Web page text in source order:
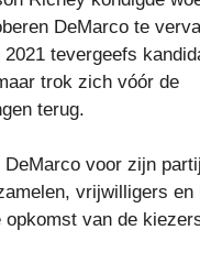
DeMarco te
tevergeefs
trok zich vóór de
terug.
DeMarco voor zijn
vrijwilligers en
opkomst van de